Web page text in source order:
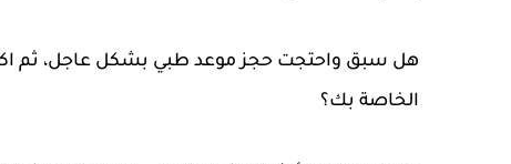
هل سبق واحتجت حجز موعد طبي بشكل عاجل، ثم
الخاصة بك؟